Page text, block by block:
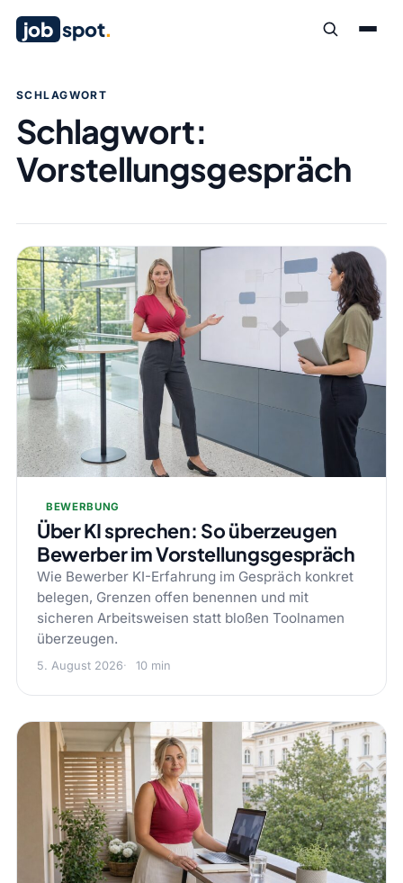
job spot.
SCHLAGWORT
Schlagwort:
Vorstellungsgespräch
BEWERBUNG
Über KI sprechen: So überzeugen
Bewerber im Vorstellungsgespräch
Wie Bewerber KI-Erfahrung im Gespräch konkret
belegen, Grenzen offen benennen und mit
sicheren Arbeitsweisen statt bloßen Toolnamen
überzeugen.
5. August 2026 10 min